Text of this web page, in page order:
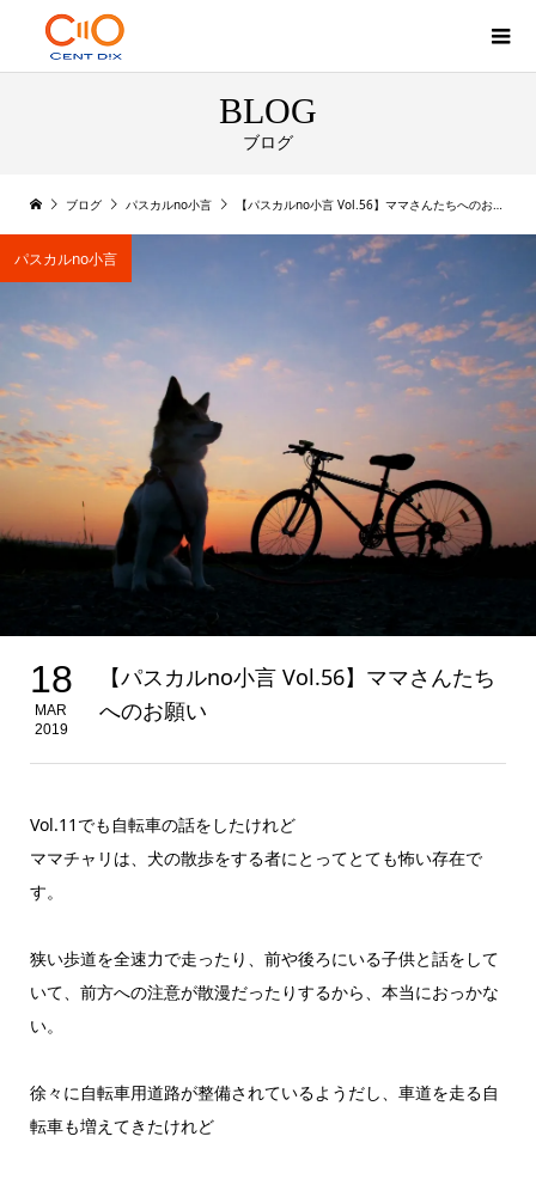
BLOG
ブログ
ブログ パスカルno小言 【パスカルno小言 Vol.56】ママさんたちへのお願い
パスカルno小言
18
MAR
2019
【パスカルno小言 Vol.56】ママさんたち
へのお願い
Vol.11でも自転車の話をしたけれど
ママチャリは、犬の散歩をする者にとってとても怖い存在で
す。
狭い歩道を全速力で走ったり、前や後ろにいる子供と話をして
いて、前方への注意が散漫だったりするから、本当におっかな
い。
徐々に自転車用道路が整備されているようだし、車道を走る自
転車も増えてきたけれど